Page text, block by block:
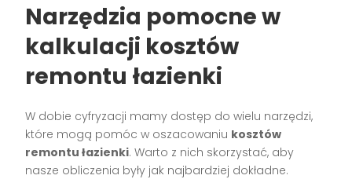
Narzędzia pomocne w
kalkulacji kosztów
remontu łazienki
W dobie cyfryzacji mamy dostęp do wielu narzędzi,
które mogą pomóc w oszacowaniu kosztów
remontu łazienki. Warto z nich skorzystać, aby
nasze obliczenia były jak najbardziej dokładne.